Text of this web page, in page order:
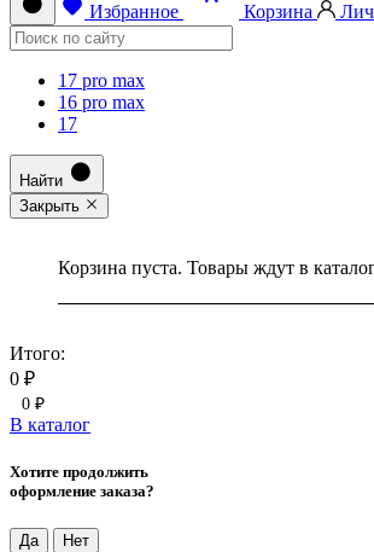
Избранное Корзина
17 pro max
16 pro max
17
Найти
Закрыть
Корзина пуста. Товары ждут в
Итого:
0 ₽
0 ₽
В каталог
Хотите продолжить
оформление заказа?
Да Нет